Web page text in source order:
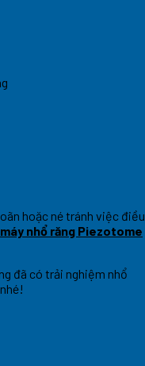
hoặc né tránh việc điều
máy nhổ răng Piezotome
đã có trải nghiệm nhổ